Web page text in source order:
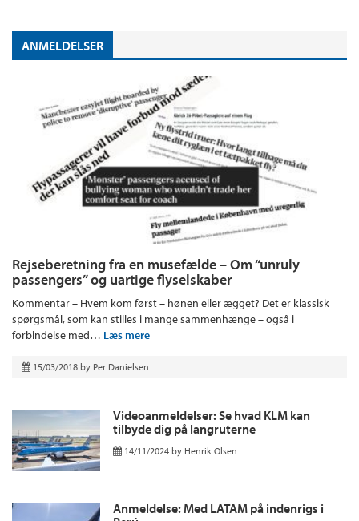
ANMELDELSER
Rejseberetning fra en musefælde – Om “unruly
passengers” og uartige flyselskaber
Kommentar – Hvem kom først – hønen eller ægget? Det er klassisk
spørgsmål, som kan stilles i mange sammenhænge – også i
forbindelse med… Læs mere
15/03/2018 by Per Danielsen
Videoanmeldelser: Se hvad KLM kan
tilbyde dig på langruterne
14/11/2024 by Henrik Olsen
Anmeldelse: Med LATAM på indenrigs i